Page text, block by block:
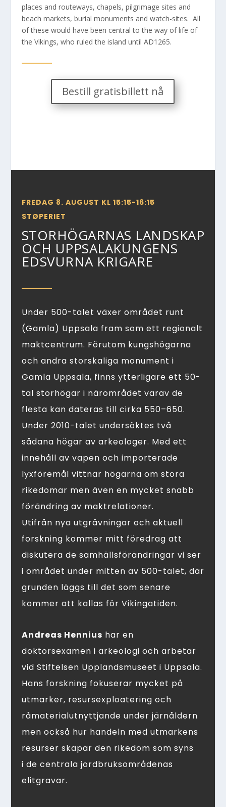
places and routeways, chapels, pilgrimage sites and
beach markets, burial monuments and watch-sites. All
of these would have been central to the way of life of
the Vikings, who ruled the island until AD1265.
Bestill gratisbillett nå
FREDAG 8. AUGUST KL 15:15-16:15
STØPERIET
STORHÖGARNAS LANDSKAP
OCH UPPSALAKUNGENS
EDSVURNA KRIGARE
Under 500-talet växer området runt
(Gamla) Uppsala fram som ett regionalt
maktcentrum. Förutom kungshögarna
och andra storskaliga monument i
Gamla Uppsala, finns ytterligare ett 50-
tal storhögar i närområdet varav de
flesta kan dateras till cirka 550–650.
Under 2010-talet undersöktes två
sådana högar av arkeologer. Med ett
innehåll av vapen och importerade
lyxföremål vittnar högarna om stora
rikedomar men även en mycket snabb
förändring av maktrelationer.
Utifrån nya utgrävningar och aktuell
forskning kommer mitt föredrag att
diskutera de samhällsförändringar vi ser
i området under mitten av 500-talet, där
grunden läggs till det som senare
kommer att kallas för Vikingatiden.
Andreas Hennius har en
doktorsexamen i arkeologi och arbetar
vid Stiftelsen Upplandsmuseet i Uppsala.
Hans forskning fokuserar mycket på
utmarker, resursexploatering och
råmaterialutnyttjande under järnåldern
men också hur handeln med utmarkens
resurser skapar den rikedom som syns
i de centrala jordbruksområdenas
elitgravar.